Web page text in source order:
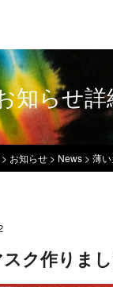
知らせ詳
> お知らせ > News > 薄
ク作りま